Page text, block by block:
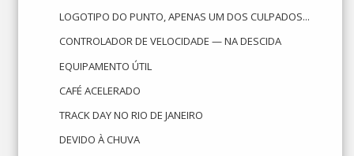
LOGOTIPO DO PUNTO, APENAS UM DOS CULPADOS...
CONTROLADOR DE VELOCIDADE — NA DESCIDA
EQUIPAMENTO ÚTIL
CAFÉ ACELERADO
TRACK DAY NO RIO DE JANEIRO
DEVIDO À CHUVA